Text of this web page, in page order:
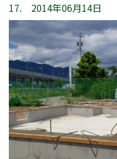
17. 2014年06月14日